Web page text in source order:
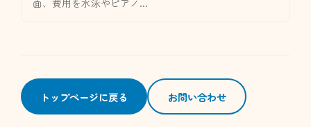
面、費用を水泳やピアノ...
トップページに戻る お問い合わせ